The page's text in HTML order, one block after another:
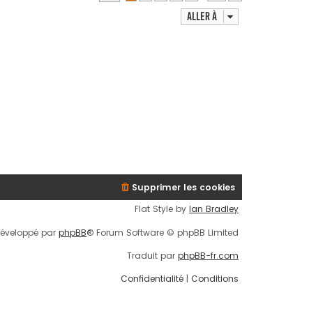
Aller à
Supprimer les cookies
Flat Style by Ian Bradley
par phpBB® Forum Software © phpBB Limited
Traduit par phpBB-fr.com
Confidentialité | Conditions